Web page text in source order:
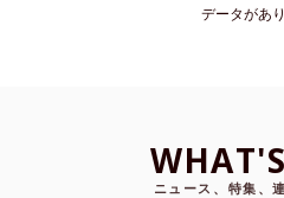
データがあ
ニュース、特集、